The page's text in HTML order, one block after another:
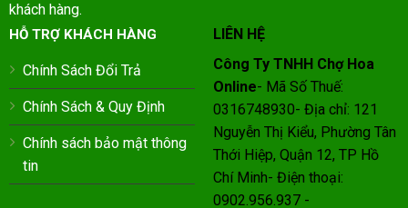
khách hàng.
HỖ TRỢ KHÁCH HÀNG
Chính Sách Đổi Trả
Chính Sách & Quy Định
Chính sách bảo mật thông
tin
LIÊN HỆ
Công Ty TNHH Chợ Hoa
Online- Mã Số Thuế:
0316748930- Địa chỉ: 121
Nguyễn Thị Kiểu, Phường Tân
Thới Hiệp, Quận 12, TP Hồ
Chí Minh- Điện thoại:
0902.956.937 -